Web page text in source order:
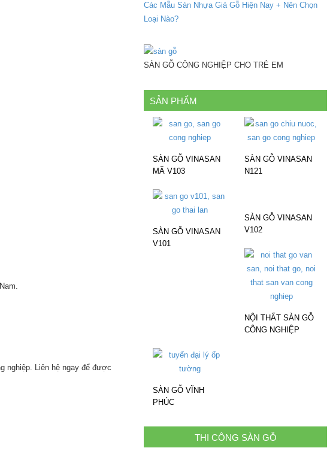
nghiệp. Liên hệ ngay để được
Các Mẫu Sàn Nhựa Giả Gỗ Hiện Nay + Nên Chọn
Loại Nào?
SÀN GỖ CÔNG NGHIỆP CHO TRẺ EM
SẢN PHẨM
SÀN GỖ VINASAN
MÃ V103
SÀN GỖ VINASAN
N121
SÀN GỖ VINASAN
V101
SÀN GỖ VINASAN
V102
NỘI THẤT SÀN GỖ
CÔNG NGHIỆP
SÀN GỖ VĨNH
PHÚC
THI CÔNG SÀN GỖ